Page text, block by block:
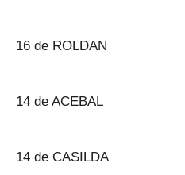
16 de ROLDAN
14 de ACEBAL
14 de CASILDA